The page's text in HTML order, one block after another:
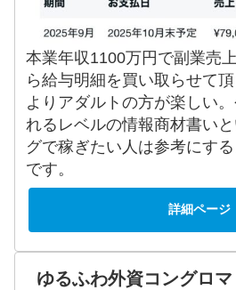
本業年収1100万円で副業売
ら給与明細を買い取らせて
よりアダルトの方が楽しい
れるレベルの情報商材書い
グで稼ぎたい人は参考にす
です。
詳細ページ
ゆるふわ外資コングロ